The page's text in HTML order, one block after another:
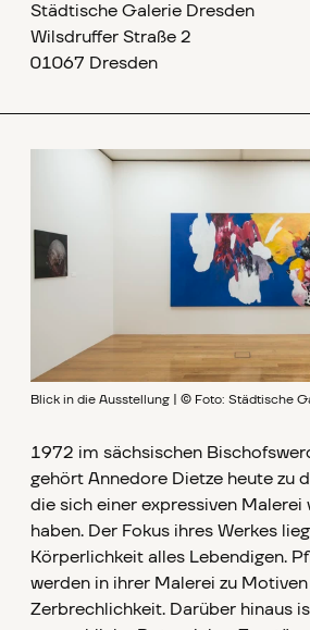
Städtische Galerie Dresden
Wilsdruffer Straße 2
01067 Dresden
Blick in die Ausstellung | © Foto: Städtische
1972 im sächsischen
gehört Annedore Dietze heute zu
die sich einer expressiven Malerei
haben. Der Fokus ihres Werkes
Körperlichkeit alles Lebendigen.
werden in ihrer Malerei zu
Zerbrechlichkeit. Darüber hinaus